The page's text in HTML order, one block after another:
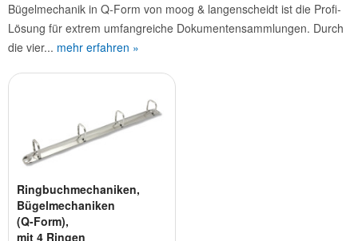
Bügelmechanik in Q-Form von moog & langenscheidt ist die Profi-
Lösung für extrem umfangreiche Dokumentensammlungen. Durch
die vier... mehr erfahren »
Ringbuchmechaniken,
Bügelmechaniken
(Q-Form),
mit 4 Ringen